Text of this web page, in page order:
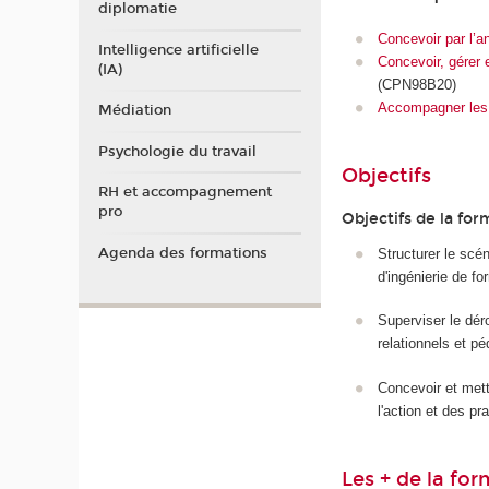
Concevoir par
Concevoir, gérer
(CPN98B20)
Accompagner
Objectifs
Objectifs de la
Structurer le
d'ingénierie de
Superviser le
relationnels et
Concevoir et
l'action et des
Les + de la
diplomatie
Intelligence artificielle
(IA)
Médiation
Psychologie du travail
RH et accompagnement
pro
Agenda des formations